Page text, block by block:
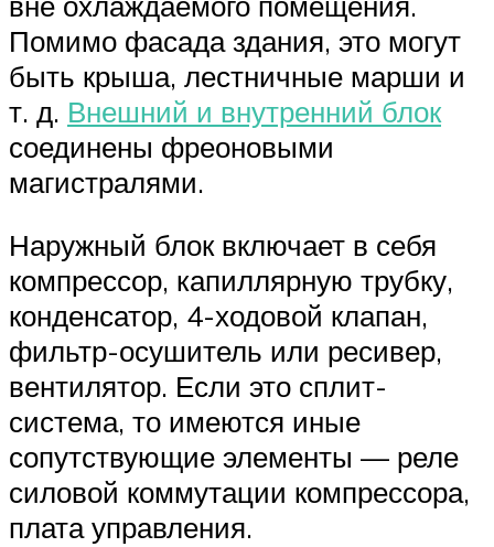
Помимо фасада здания, это могут
быть крыша, лестничные марши и
т. д. Внешний и внутренний блок
соединены фреоновыми
магистралями.
Наружный блок включает в себя
компрессор, капиллярную трубку,
конденсатор, 4-ходовой клапан,
фильтр-осушитель или ресивер,
вентилятор. Если это сплит-
система, то имеются иные
сопутствующие элементы — реле
силовой коммутации компрессора,
плата управления.